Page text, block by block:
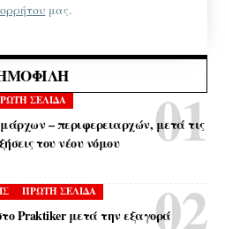
μας.
ΣΕΛΙΔΑ
– περιφερειαρχών, μετά τις
του νέου νόμου
ΠΡΩΤΗ ΣΕΛΙΔΑ
Praktiker μετά την εξαγορά